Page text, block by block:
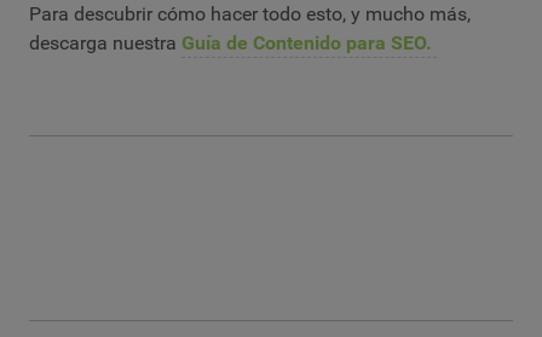
Para descubrir cómo hacer todo esto, y mucho más,
descarga nuestra Guía de Contenido para SEO.